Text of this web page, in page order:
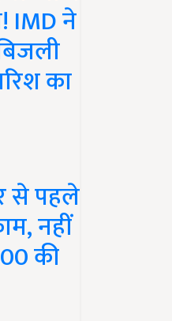
IMD ने
का
से पहले
नहीं
की